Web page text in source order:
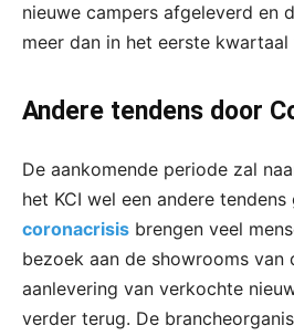
nieuwe campers afgeleverd en
meer dan in het eerste kwartaal
Andere tendens door
De aankomende periode zal
het KCI wel een andere
coronacrisis brengen veel
bezoek aan de showrooms van
aanlevering van verkochte
verder terug. De